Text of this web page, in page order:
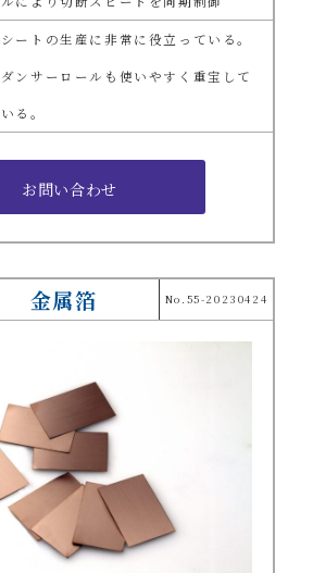
シートの生産に非常に役立っている。
ダンサーロールも使いやすく重宝して
いる。
金属箔 No.55-20230424